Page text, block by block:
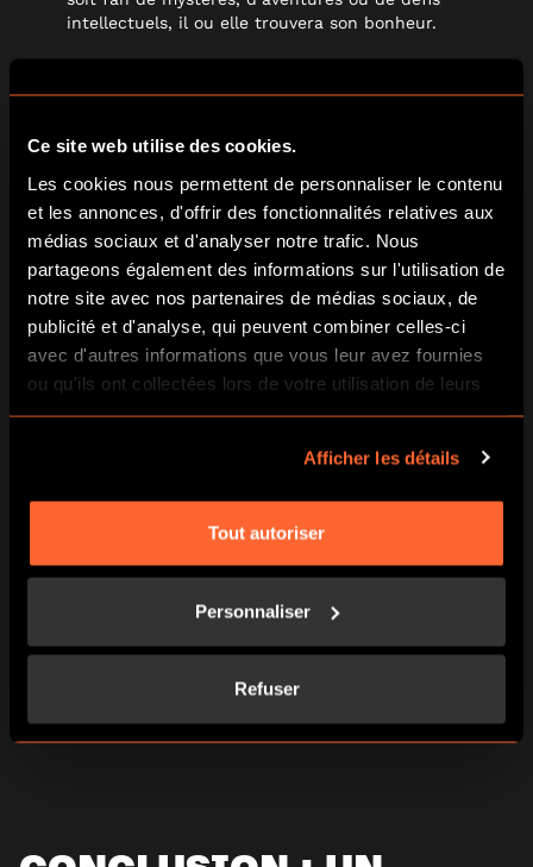
Ce site web utilise des cookies.
Les cookies nous permettent de personnaliser le contenu
et les annonces, d'offrir des fonctionnalités relatives aux
médias sociaux et d'analyser notre trafic. Nous
partageons également des informations sur l'utilisation de
notre site avec nos partenaires de médias sociaux, de
publicité et d'analyse, qui peuvent combiner celles-ci
avec d'autres informations que vous leur avez fournies
ou qu'ils ont collectées lors de votre utilisation de leurs
services.
Afficher les détails
Tout autoriser
Personnaliser
Refuser
intellectuels, il ou elle trouvera son bonheur.
UNE SOIRÉE ESCAPE
GAME À LA MAISON
Vous préférez passer uneSaint-Valentin cosy à la maison
tout en ajoutant une touche de fun et de mystère ? Optez
pour unEscape Game à la maison!
COMMENT ORGANISER UN
ESCAPE GAME CHEZ SOI ?
Choisissez un jeu à télécharger et imprimer sur
notre
Plongez dans l’aventureen résolvant les énigmes
ensemble.
une playlist immersive et quelques gourmandises.
Notre recommandation : partez à l’aventure avecUn
, un Escape Game inspiré d’Alice au Pays des